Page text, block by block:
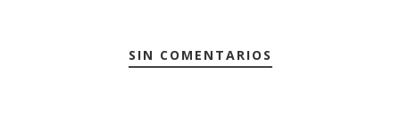
SIN COMENTARIOS